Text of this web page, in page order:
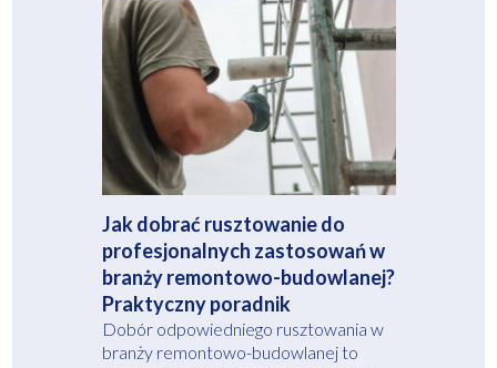
Jak dobrać rusztowanie do
profesjonalnych zastosowań w
branży remontowo-budowlanej?
Praktyczny poradnik
Dobór odpowiedniego rusztowania w
branży remontowo-budowlanej to